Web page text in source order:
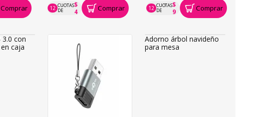
Comprar 12 CUOTAS
DE
$
4
P.T.F. $ 43 Comprar 12 CUOTAS
DE
$
9
P.T.F. $ 112 Comprar